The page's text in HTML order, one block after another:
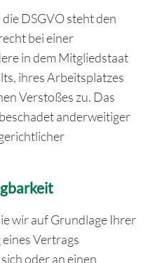
DSGVO steht den
bei einer
in dem Mitgliedstaat
ihres Arbeitsplatzes
Verstoßes zu. Das
anderweitiger
wir auf Grundlage Ihrer
Vertrags
oder an einen